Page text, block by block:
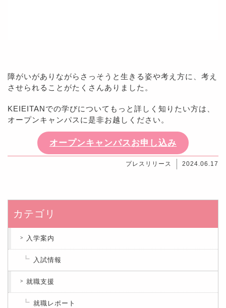
障がいがありながらさっそうと生きる姿や考え方に、考え
させられることがたくさんありました。
KEIEITANでの学びについてもっと詳しく知りたい方は、
オープンキャンパスに是非お越しください。
オープンキャンパスお申し込み
プレスリリース 2024.06.17
カテゴリ
入学案内
入試情報
就職支援
就職レポート